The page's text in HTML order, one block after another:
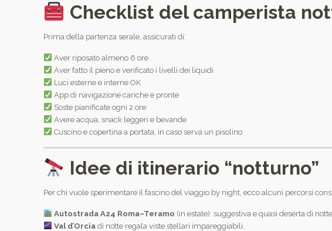
Checklist del camperista
Prima della partenza serale, assicurati di:
Aver riposato almeno 6 ore
Aver fatto il pieno e verificato i livelli dei liquidi
Luci esterne e interne OK
App di navigazione cariche e pronte
Soste pianificate ogni 2 ore
Avere acqua, snack leggeri e bevande
Cuscino e copertina a portata, in caso serva un pisolino
Idee di itinerario “notturno”
Per chi vuole sperimentare il fascino del viaggio by night, ecco alcuni percorsi
Autostrada A24 Roma–Teramo (in estate): suggestiva e quasi deserta di notte.
Val d’Orcia di notte regala viste stellari impareggiabili.